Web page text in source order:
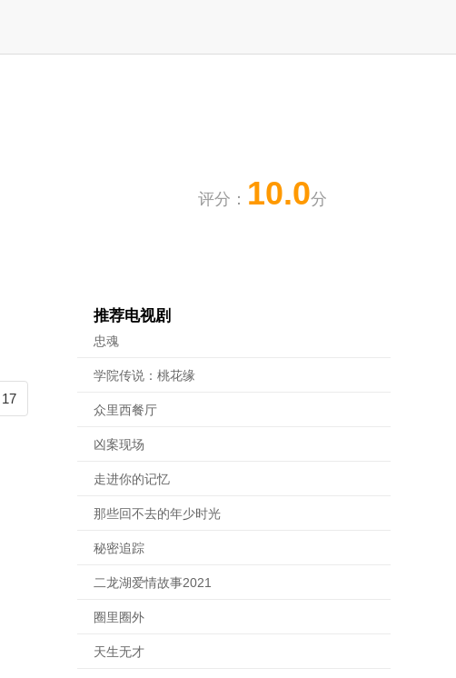
评分： 10.0分
17
推荐电视剧
忠魂
学院传说：桃花缘
众里西餐厅
凶案现场
走进你的记忆
那些回不去的年少时光
秘密追踪
二龙湖爱情故事2021
圈里圈外
天生无才